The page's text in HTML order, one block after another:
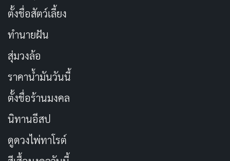
ตั้งชื่อสัตว์เลี้ยง
ทำนายฝัน
สุ่มวงล้อ
ราคาน้ำมันวันนี้
ตั้งชื่อร้านมงคล
นิทานอีสป
ดูดวงไพ่ทาโรต์